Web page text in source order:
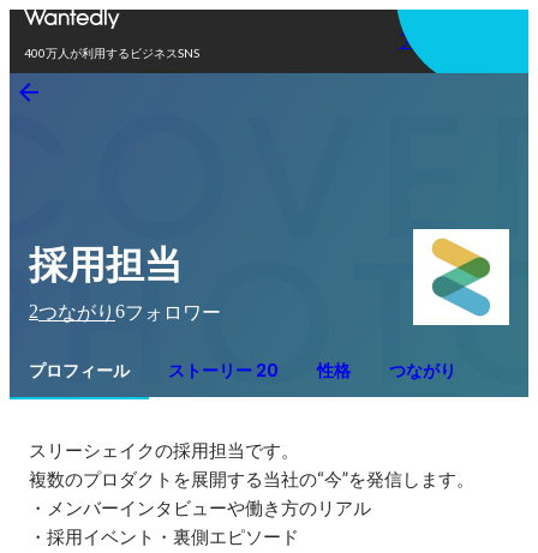
400万人が利用するビジネスSNS
アプリを使う
採用担当
2つながり 6フォロワー
プロフィール ストーリー 20 性格 つながり
スリーシェイクの採用担当です。
複数のプロダクトを展開する当社の“今”を発信します。
・メンバーインタビューや働き方のリアル
・採用イベント・裏側エピソード